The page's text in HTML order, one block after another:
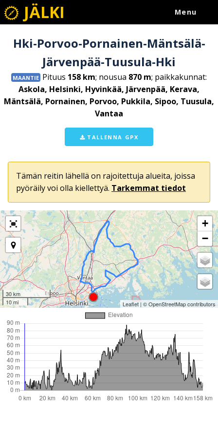
JÄLKI Menu
Hki-Porvoo-Pornainen-Mäntsälä-
Järvenpää-Tuusula-Hki
MAANTIE Pituus 158 km; nousua 870 m; paikkakunnat:
Askola, Helsinki, Hyvinkää, Järvenpää, Kerava,
Mäntsälä, Pornainen, Porvoo, Pukkila, Sipoo, Tuusula,
Vantaa
TALLENNA GPX
Tämän reitin lähellä on rajoitettuja alueita, joissa
pyöräily voi olla kiellettyä. Tarkemmat tiedot
+
−
30 km
10 mi
Leaflet | ©OpenStreetMapcontributors